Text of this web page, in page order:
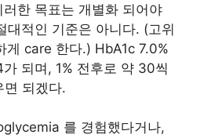
한 목표는 개별화 되어야
대적인 기준은 아니다. (고위
게 care 한다.) HbA1c 7.0%
되며, 1% 전후로 약 30씩
면 되겠다.
를 경험했다거나,